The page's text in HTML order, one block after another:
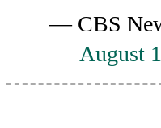
— CBS
August